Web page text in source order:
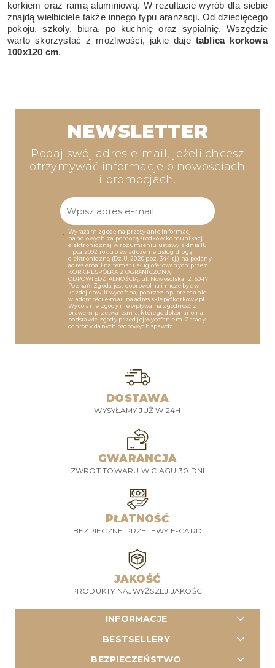
korkiem oraz ramą aluminiową. W rezultacie wyrób dla siebie
znajdą wielbiciele także innego typu aranżacji. Od dziecięcego
pokoju, szkoły, biura, po kuchnię oraz sypialnię. Wszędzie
warto skorzystać z możliwości, jakie daje tablica korkowa
100x120 cm.
NEWSLETTER
Podaj swój adres e-mail, jeżeli chcesz
otrzymywać informacje o nowościach
i promocjach.
Wyrażam zgodę na przesyłanie informacji
handlowych za pomocą środków komunikacji
elektronicznej w rozumieniu ustawy z dnia 18
lipca 2002 roku o świadczenie usług drogą
elektroniczną (Dz.U. 2020 poz. 344 tj.) na podany
adres email na temat usług oferowanych przez
KORK.PL SPÓŁKA Z OGRANICZONĄ
ODPOWIEDZIALNOŚCIĄ, ul. Nowosolska 12, 60-171
Poznań. Zgoda jest dobrowolna i może być w
każdej chwili wycofana, poprzez np. przesłanie
wiadomości e-mail na adres sklep@korkowy.pl
Wycofanie zgody nie wpływa na zgodność z
prawem przetwarzania, którego dokonano na
podstawie zgody przed jej wycofaniem. Zasady
ochrony danych osobowychspawdź
DOSTAWA
WYSYŁAMY JUŻ W 24H
GWARANCJA
ZWROT TOWARU W CIAGU 30 DNI
PŁATNOŚĆ
BEZPIECZNE PRZELEWY E-CARD
JAKOŚĆ
PRODUKTY NAJWYŻSZEJ JAKOŚCI
INFORMACJE
BESTSELLERY
BEZPIECZEŃSTWO